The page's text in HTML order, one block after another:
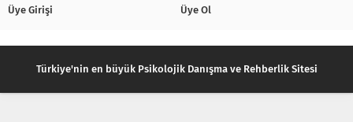
Üye Girişi Üye Ol
Türkiye'nin en büyük Psikolojik Danışma ve Rehberlik Sitesi